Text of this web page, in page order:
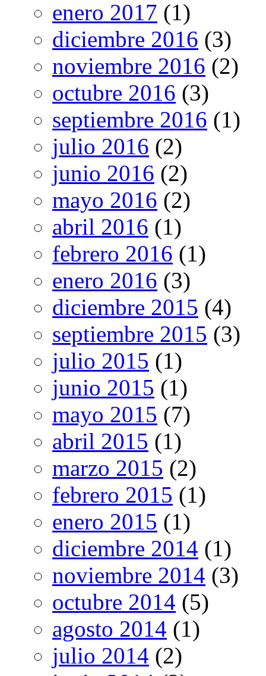
enero 2017 (1)
diciembre 2016 (3)
noviembre 2016 (2)
octubre 2016 (3)
septiembre 2016 (1)
julio 2016 (2)
junio 2016 (2)
mayo 2016 (2)
abril 2016 (1)
febrero 2016 (1)
enero 2016 (3)
diciembre 2015 (4)
septiembre 2015 (3)
julio 2015 (1)
junio 2015 (1)
mayo 2015 (7)
abril 2015 (1)
marzo 2015 (2)
febrero 2015 (1)
enero 2015 (1)
diciembre 2014 (1)
noviembre 2014 (3)
octubre 2014 (5)
agosto 2014 (1)
julio 2014 (2)